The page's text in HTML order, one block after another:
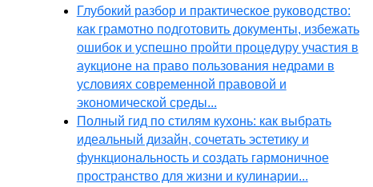
Глубокий разбор и практическое руководство:
как грамотно подготовить документы, избежать
ошибок и успешно пройти процедуру участия в
аукционе на право пользования недрами в
условиях современной правовой и
экономической среды...
Полный гид по стилям кухонь: как выбрать
идеальный дизайн, сочетать эстетику и
функциональность и создать гармоничное
пространство для жизни и кулинарии...